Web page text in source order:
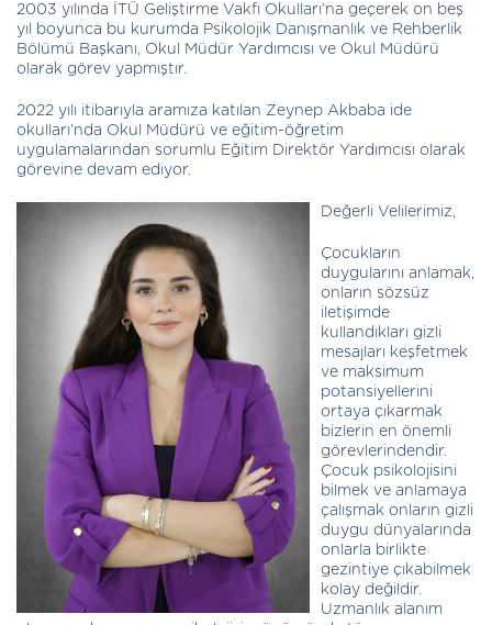
2003 yılında İTÜ Geliştirme Vakfı Okulları’na geçerek on beş
yıl boyunca bu kurumda Psikolojik Danışmanlık ve Rehberlik
Bölümü Başkanı, Okul Müdür Yardımcısı ve Okul Müdürü
olarak görev yapmıştır.
2022 yılı itibarıyla aramıza katılan Zeynep Akbaba ide
okulları’nda Okul Müdürü ve eğitim-öğretim
uygulamalarından sorumlu Eğitim Direktör Yardımcısı olarak
görevine devam ediyor.
Değerli Velilerimiz,
Çocukların
duygularını anlamak,
onların sözsüz
iletişimde
kullandıkları gizli
mesajları keşfetmek
ve maksimum
potansiyellerini
ortaya çıkarmak
bizlerin en önemli
görevlerindendir.
Çocuk psikolojisini
bilmek ve anlamaya
çalışmak onların gizli
duygu dünyalarında
onlarla birlikte
gezintiye çıkabilmek
kolay değildir.
Uzmanlık alanım